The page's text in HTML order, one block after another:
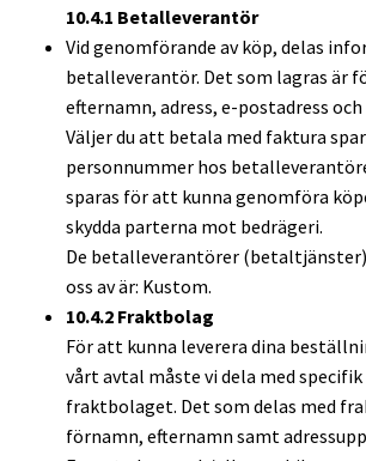
10.4.1 Betalleverantör
Vid genomförande av köp, delas
betalleverantör. Det som lagras är
efternamn, adress, e-postadress
Väljer du att betala med faktura
personnummer hos
sparas för att kunna genomföra
skydda parterna mot bedrägeri.
De betalleverantörer (betaltjänster)
oss av är: Kustom.
10.4.2 Fraktbolag
För att kunna leverera dina
vårt avtal måste vi dela med
fraktbolaget. Det som delas med
förnamn, efternamn samt